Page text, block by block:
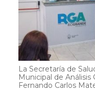
La Secretaría de
Municipal de Análisis
Fernando Carlos